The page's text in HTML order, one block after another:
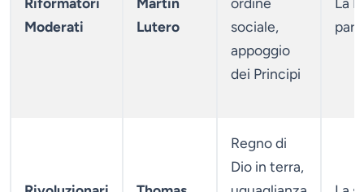
Moderati
Lutero
sociale,
appoggio
dei Principi
Regno di
Dio in terra,